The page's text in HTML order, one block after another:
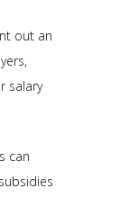
out an
salary
can